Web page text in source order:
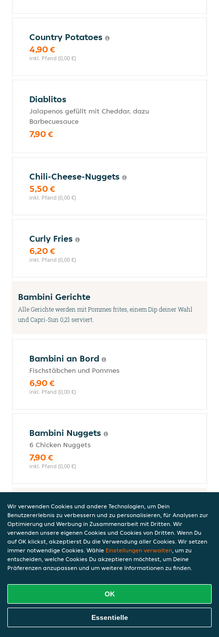
Country Potatoes
4,90 €
inkl. Pfand (0,00 €)
Diablitos
Jalapenos gefüllt mit Cheddar, dazu
Barbecuesauce
7,90 €
Chili-Cheese-Nuggets
5,50 €
inkl. Pfand (0,00 €)
Curly Fries
6,20 €
inkl. Pfand (0,00 €)
Bambini Gerichte
Alle Gerichte werden mit Pommes frites, einem Dip deiner Wahl
und Capri-Sun 0,2l serviert.
Bambini an Bord
Fischstäbchen und Pommes
6,90 €
inkl. Pfand (0,00 €)
Bambini Nuggets
6 Chicken Nuggets
7,90 €
inkl. Pfand (0,00 €)
Desserts
Florida Eis (Cookie) 150ml
Eis mit Keksstueckchen. schokosauce und
butterkeksgeschmack.
Florida Eis (Cookie) 500ml
Online Essen Bestellen
Wir verwenden Cookies und andere Technologien, um Dein
Benutzererlebnis zu verbessern und zu personalisieren, für Analysen zur
Optimierung und Werbung in Zusammenarbeit mit Dritten. Wir
verwenden unsere eigenen Cookies und Cookies von Dritten. Wenn Du
auf OK klickst, akzeptierst Du die Verwendung aller Cookies. Wir setzen
immer notwendige Cookies. Wähle Einstellungen verwalten, um zu
entscheiden, welche Cookies Du akzeptieren möchtest, um Deine
Präferenzen anzupassen und um weitere Informationen zu finden.
OK
Essentielle